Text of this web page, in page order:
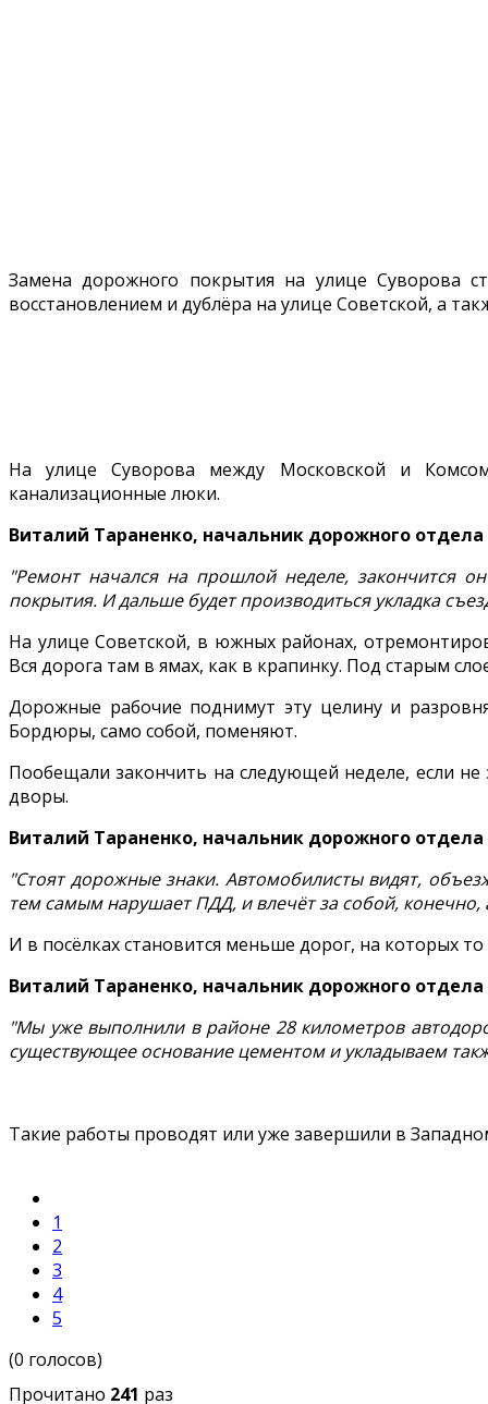
Замена дорожного покрытия на улице Суворова
восстановлением и дублёра на улице Советской, а
На улице Суворова между Московской и
канализационные люки.
Виталий Тараненко, начальник дорожного
"Ремонт начался на прошлой неделе, закончится
покрытия. И дальше будет производиться укладка
На улице Советской, в южных районах,
Вся дорога там в ямах, как в крапинку. Под старым
Дорожные рабочие поднимут эту целину и
Бордюры, само собой, поменяют.
Пообещали закончить на следующей неделе, если
дворы.
Виталий Тараненко, начальник дорожного
"Стоят дорожные знаки. Автомобилисты видят,
тем самым нарушает ПДД, и влечёт за собой, конечно,
И в посёлках становится меньше дорог, на которых то
Виталий Тараненко, начальник дорожного
"Мы уже выполнили в районе 28 километров
существующее основание цементом и укладываем
Такие работы проводят или уже завершили в
1
2
3
4
5
(0 голосов)
Прочитано 241 раз